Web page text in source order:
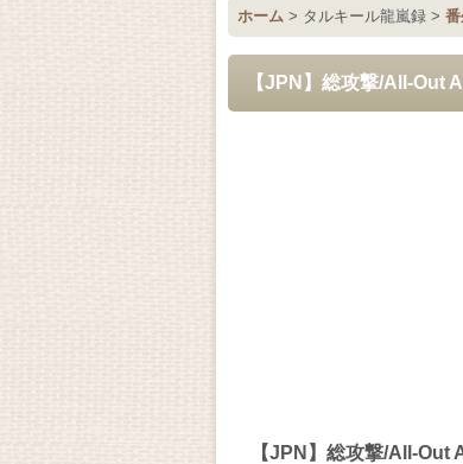
ホーム > タルキール龍嵐録 > 番
【JPN】総攻撃/All-Out
【JPN】総攻撃/All-Out